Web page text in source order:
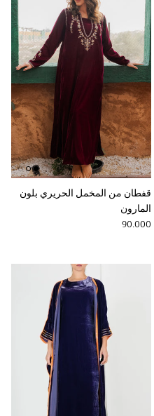
قفطان من المخمل الحريري بلون
المارون
Regular price
90.000